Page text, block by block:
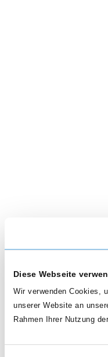
Diese Webseite
Wir verwenden Cookies,
unserer Website an
Rahmen Ihrer Nutzung